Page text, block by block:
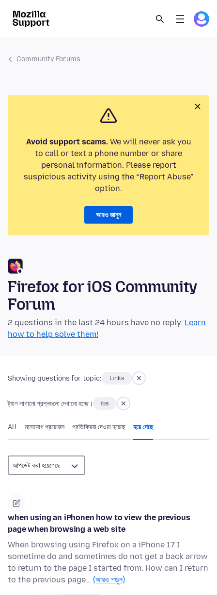
Community Forums
Avoid support scams.We will never ask you
to call or text a phone number or share
personal information. Please report
suspicious activity using the “Report Abuse”
option.
আরও জানুন
Firefox for iOS Community
Forum
2 questions in the last 24 hours have no reply. Learn
how to help solve them!
Showing questions for topic: Links
ট্যাগ লাগানো প্রশ্নগুলো দেখানো হচ্ছে। ios
All মনোযোগ প্রয়োজন প্রতিক্রিয়া দেওয়া হয়েছে হয়ে গেছে
when using an iPhonen how to view the previous
page when browsing a web site
When browsing using Firefox on a iPhone 17 I
sometime do and sometimes do not get a back arrow
to return to the page I started from. How can I return
to the previous page… (আরও পড়ুন)